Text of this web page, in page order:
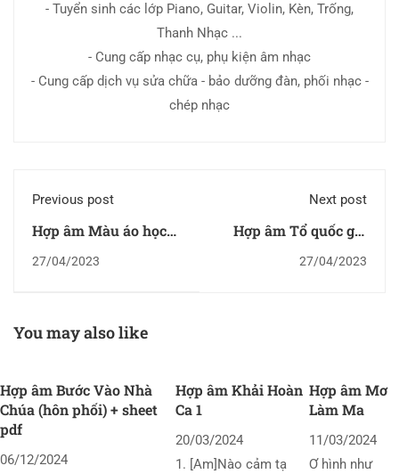
- Tuyển sinh các lớp Piano, Guitar, Violin, Kèn, Trống,
Thanh Nhạc ...
- Cung cấp nhạc cụ, phụ kiện âm nhạc
- Cung cấp dịch vụ sửa chữa - bảo dưỡng đàn, phối nhạc -
chép nhạc
Previous post
Hợp âm Màu áo học
27/04/2023
Next post
Hợp âm Tổ quốc gọi
27/04/2023
You may also like
Hợp âm Bước Vào Nhà
Chúa (hôn phối) + sheet
pdf
06/12/2024
Hợp âm Khải Hoàn
Ca 1
20/03/2024
1. [Am]Nào cảm tạ
Hợp âm Mơ
Làm Ma
11/03/2024
Ơ hình như